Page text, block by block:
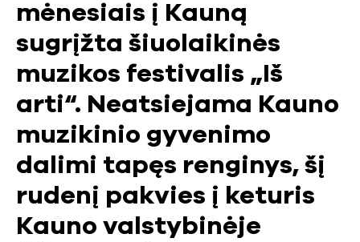
mėnesiais į Kauną
sugrįžta šiuolaikinės
muzikos festivalis „Iš
arti“. Neatsiejama Kauno
muzikinio gyvenimo
dalimi tapęs renginys, šį
rudenį pakvies į keturis
Kauno valstybinėje